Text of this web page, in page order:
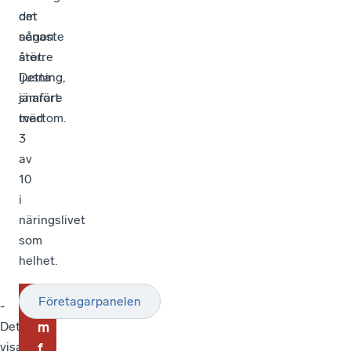
det
senaste
året.
Detta
jämfört
med
3
av
10
i
näringslivet
som
helhet.
om
någon
större
ljusning,
snarare
tvärtom.
-
Det
visar
O
m
Företagarpanelen